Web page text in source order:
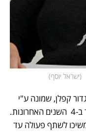
(ישראל יוסף)